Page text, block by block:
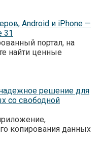
Android и iPhone —
31
портал, на
найти ценные
решение для
со свободной
копирования данных